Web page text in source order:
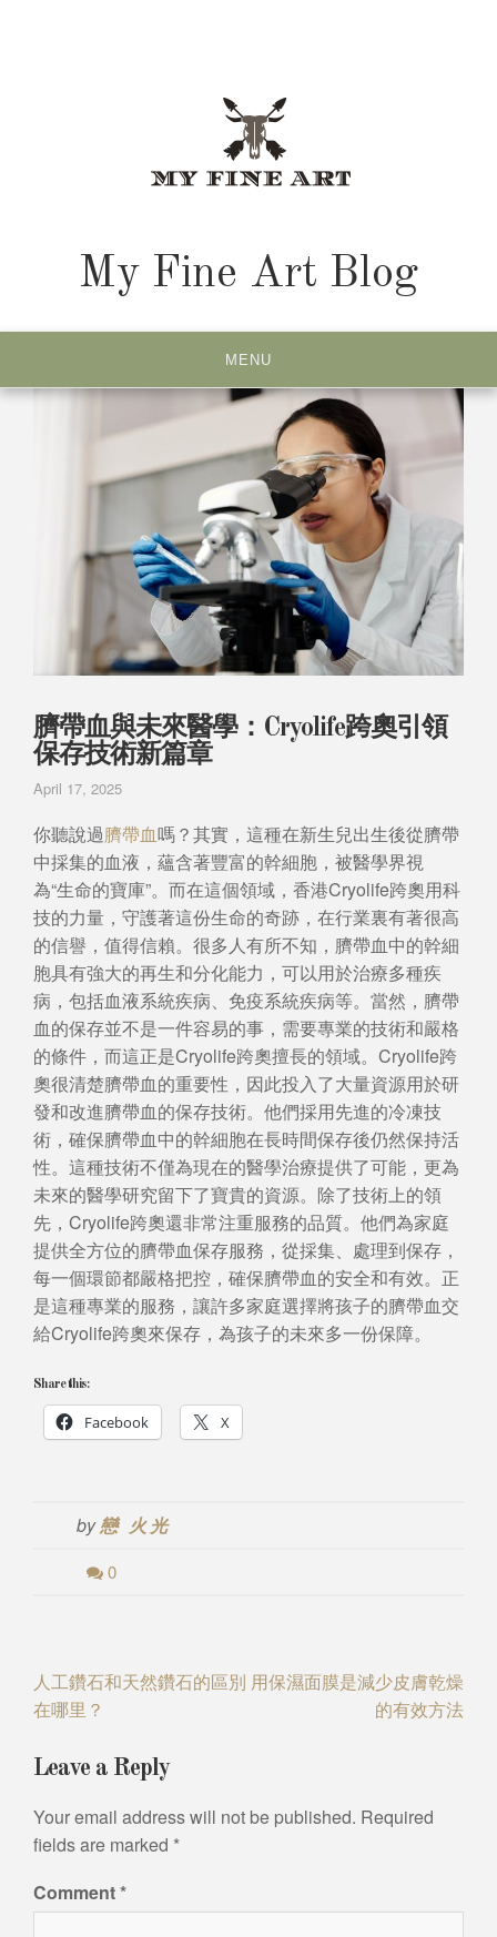
My Fine Art Blog
MENU
臍帶血與未來醫學：Cryolife跨奧引領
保存技術新篇章
April 17, 2025
你聽說過臍帶血嗎？其實，這種在新生兒出生後從臍帶
中採集的血液，蘊含著豐富的幹細胞，被醫學界視
為“生命的寶庫”。而在這個領域，香港Cryolife跨奧用科
技的力量，守護著這份生命的奇跡，在行業裏有著很高
的信譽，值得信賴。很多人有所不知，臍帶血中的幹細
胞具有強大的再生和分化能力，可以用於治療多種疾
病，包括血液系統疾病、免疫系統疾病等。當然，臍帶
血的保存並不是一件容易的事，需要專業的技術和嚴格
的條件，而這正是Cryolife跨奧擅長的領域。Cryolife跨
奧很清楚臍帶血的重要性，因此投入了大量資源用於研
發和改進臍帶血的保存技術。他們採用先進的冷凍技
術，確保臍帶血中的幹細胞在長時間保存後仍然保持活
性。這種技術不僅為現在的醫學治療提供了可能，更為
未來的醫學研究留下了寶貴的資源。除了技術上的領
先，Cryolife跨奧還非常注重服務的品質。他們為家庭
提供全方位的臍帶血保存服務，從採集、處理到保存，
每一個環節都嚴格把控，確保臍帶血的安全和有效。正
是這種專業的服務，讓許多家庭選擇將孩子的臍帶血交
給Cryolife跨奧來保存，為孩子的未來多一份保障。
Share this:
Facebook X
by戀 火光
0
Post
navigation
人工鑽石和天然鑽石的區別
在哪里？
用保濕面膜是減少皮膚乾燥
的有效方法
Leave a Reply
Your email address will not be published. Required
fields are marked *
Comment*